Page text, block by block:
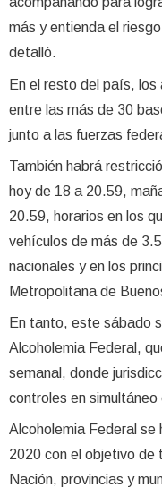
más y entienda el
detalló.
En el resto del país,
entre las más de 30
junto a las fuerzas
También habrá
hoy de 18 a 20.59,
20.59, horarios en los
vehículos de más de
nacionales y en los
Metropolitana de
En tanto, este sábado
Alcoholemia Federal,
semanal, donde
controles en simultáneo
Alcoholemia Federal se
2020 con el objetivo de
Nación, provincias y